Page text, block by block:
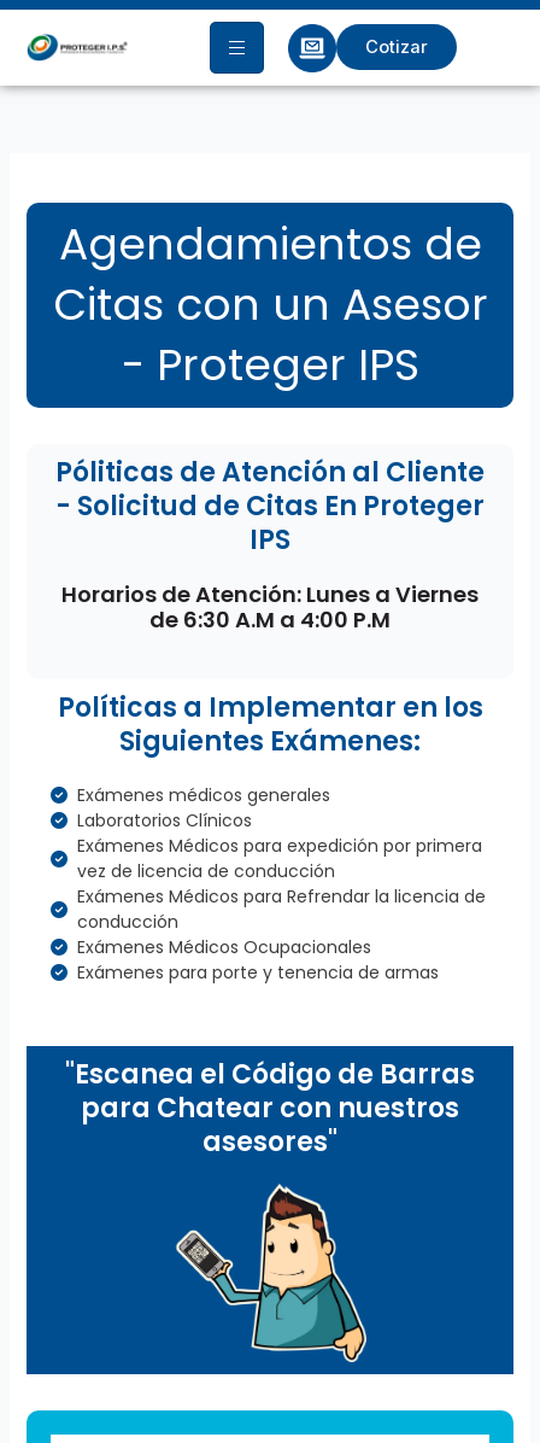
Ir
contenido
Cotizar
Agendamientos de
Citas con un Asesor
- Proteger IPS
Póliticas de Atención al Cliente
- Solicitud de Citas En Proteger
IPS
Horarios de Atención: Lunes a Viernes
de 6:30 A.M a 4:00 P.M
Políticas a Implementar en los
Siguientes Exámenes:
Exámenes médicos generales
Laboratorios Clínicos
Exámenes Médicos para expedición por primera
vez de licencia de conducción
Exámenes Médicos para Refrendar la licencia de
conducción
Exámenes Médicos Ocupacionales
Exámenes para porte y tenencia de armas
"Escanea el Código de Barras
para Chatear con nuestros
asesores"